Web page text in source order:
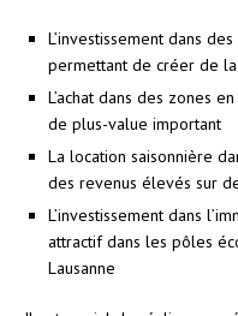
L’investissement dans
permettant de créer de
L’achat dans des zones
de plus-value important
La location saisonnière
des revenus élevés sur
L’investissement dans
attractif dans les pôles
Lausanne